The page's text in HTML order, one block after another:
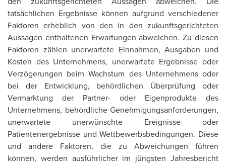
tatsächlichen Ergebnisse können aufgrund verschiedener
Faktoren erheblich von den in den zukunftsgerichteten
Aussagen enthaltenen Erwartungen abweichen. Zu diesen
Faktoren zählen unerwartete Einnahmen, Ausgaben und
Kosten des Unternehmens, unerwartete Ergebnisse oder
Verzögerungen beim Wachstum des Unternehmens oder
bei der Entwicklung, behördlichen Überprüfung oder
Vermarktung der Partner- oder Eigenprodukte des
Unternehmens, behördliche Genehmigungsanforderungen,
unerwartete unerwünschte Ereignisse oder
Patientenergebnisse und Wettbewerbsbedingungen. Diese
und andere Faktoren, die zu Abweichungen führen
können, werden ausführlicher im jüngsten Jahresbericht